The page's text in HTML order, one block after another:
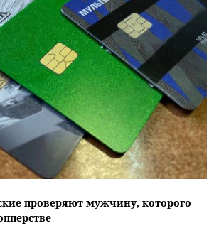
проверяют мужчину, которого